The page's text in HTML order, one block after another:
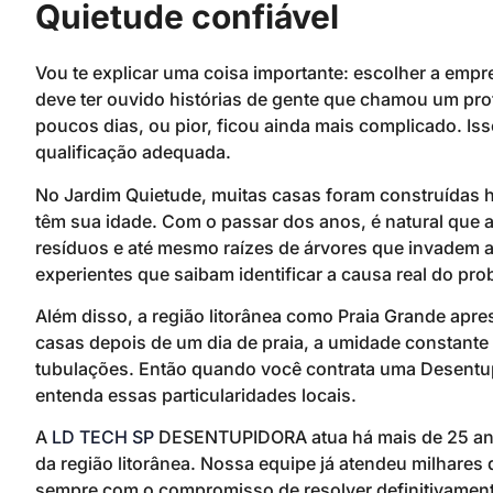
Quietude confiável
Vou te explicar uma coisa importante: escolher a
deve ter ouvido histórias de gente que chamou um
poucos dias, ou pior, ficou ainda mais complicado.
qualificação adequada.
No Jardim Quietude, muitas casas foram
têm sua idade. Com o passar dos anos, é natural
resíduos e até mesmo raízes de árvores que
experientes que saibam identificar a causa real do
Além disso, a região litorânea como Praia Grande
casas depois de um dia de praia, a umidade
tubulações. Então quando você contrata uma
entenda essas particularidades locais.
A LD TECH SP DESENTUPIDORA atua há mais de 25
da região litorânea. Nossa equipe já atendeu